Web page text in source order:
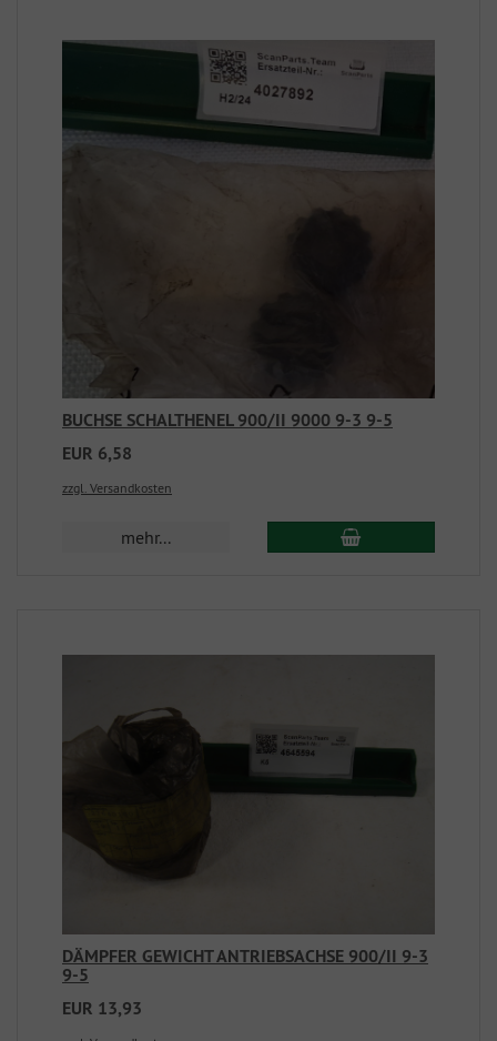
BUCHSE SCHALTHENEL 900/II 9000 9-3 9-5
EUR 6,58
zzgl. Versandkosten
mehr...
DÄMPFER GEWICHT ANTRIEBSACHSE 900/II 9-3
9-5
EUR 13,93